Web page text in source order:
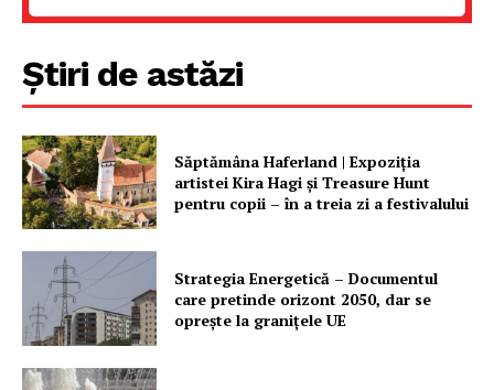
Despre noi / Echipa
Proiecte editoriale
Rețea
Știri de astăzi
Săptămâna Haferland | Expoziţia
artistei Kira Hagi şi Treasure Hunt
pentru copii – în a treia zi a festivalului
Strategia Energetică – Documentul
care pretinde orizont 2050, dar se
oprește la granițele UE